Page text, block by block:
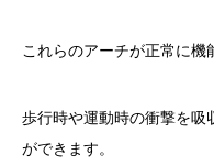
これらのアーチが正常に機
歩行時や運動時の衝撃を吸
ができます。